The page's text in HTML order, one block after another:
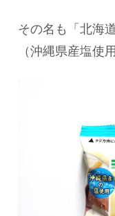
その名も「北海
（沖縄県産塩使